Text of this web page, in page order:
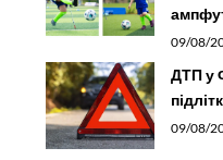
09/08/
ДТП у
09/08/